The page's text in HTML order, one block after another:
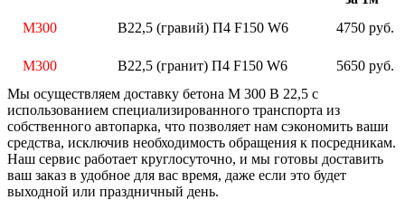
М300 B22,5 (гравий) П4 F150 W6 4750 руб.
М300 B22,5 (гранит) П4 F150 W6
5650 руб.
Мы осуществляем доставку бетона М 300 В 22,5 с
использованием специализированного транспорта из
собственного автопарка, что позволяет нам сэкономить ваши
средства, исключив необходимость обращения к посредникам.
Наш сервис работает круглосуточно, и мы готовы доставить
ваш заказ в удобное для вас время, даже если это будет
выходной или праздничный день.